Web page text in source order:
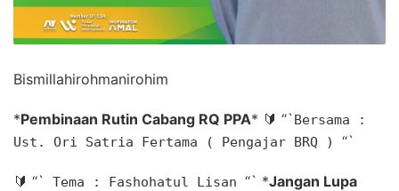
Bismillahirohmanirohim
*Pembinaan Rutin Cabang RQ PPA* 🔰 “`Bersama :
Ust. Ori Satria Fertama ( Pengajar BRQ ) “`
🔰 “` Tema : Fashohatul Lisan “` *Jangan Lupa